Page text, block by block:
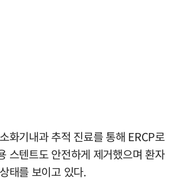
화기내과 추적 진료를 통해 ERCP로
스텐트도 안전하게 제거했으며 환자
태를 보이고 있다.